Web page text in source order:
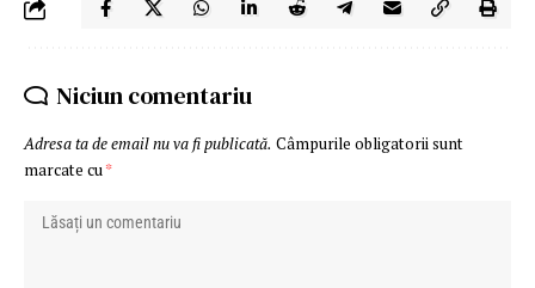
Niciun comentariu
Adresa ta de email nu va fi publicată. Câmpurile obligatorii sunt
marcate cu *